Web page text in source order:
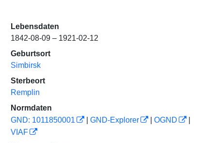
Lebensdaten
1842-08-09 – 1921-02-12
Geburtsort
Simbirsk
Sterbeort
Remplin
Normdaten
GND: 1011850001
GND-Explorer OGND
VIAF